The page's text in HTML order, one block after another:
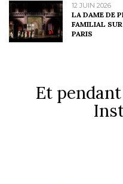
12 JUIN 2026
LA DAME DE
FAMILIAL
PARIS
Et